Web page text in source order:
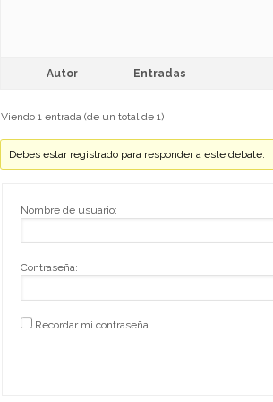
Autor Entradas
Viendo 1 entrada (de un total de 1)
Debes estar registrado para responder a este debate.
Nombre de usuario:
Contraseña:
Recordar mi contraseña